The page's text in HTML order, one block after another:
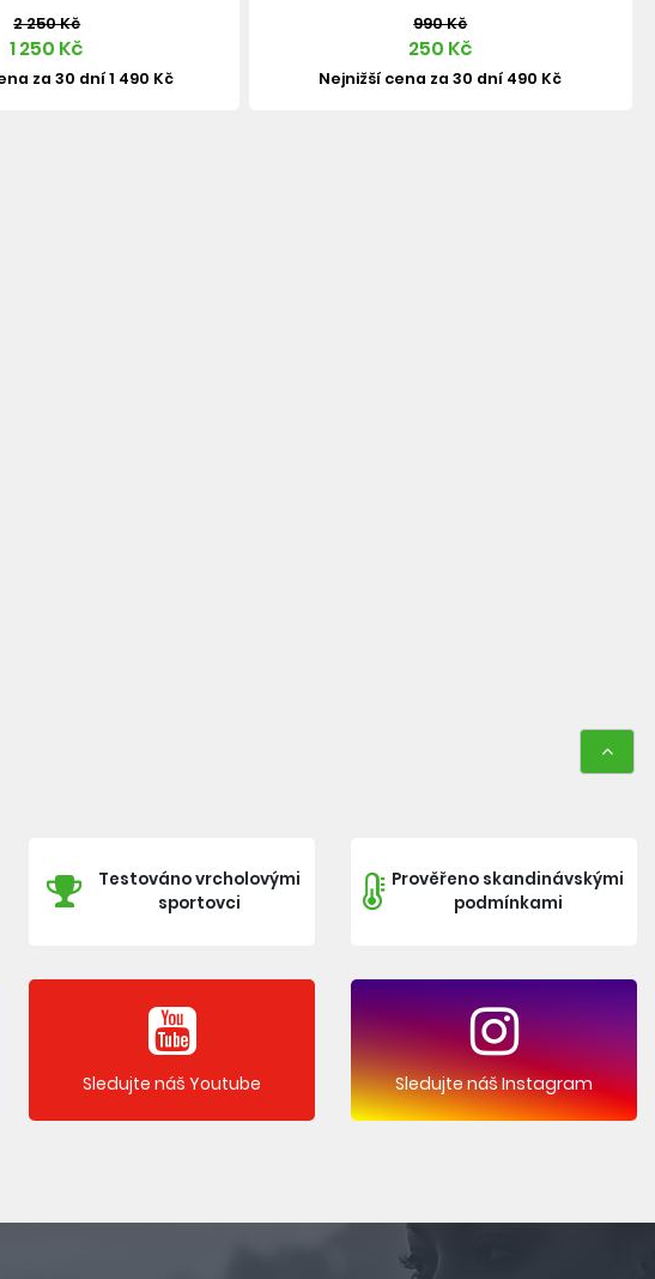
2 250 Kč
1 250 Kč
za 30 dní 1 490 Kč
990 Kč
250 Kč
Nejnižší cena za 30 dní 490 Kč
Testováno vrcholovými
sportovci
Prověřeno skandinávskými
podmínkami
Sledujte náš Youtube Sledujte náš Instagram